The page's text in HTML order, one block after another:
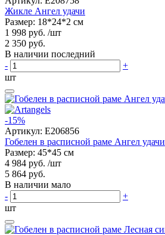
Жикле Ангел удачи
Размер: 18*24*2 см
1 998 руб. /шт
2 350 руб.
В наличии последний
-
+
шт
-15%
Артикул: E206856
Гобелен в расписной раме Ангел удачи
Размер: 45*45 см
4 984 руб. /шт
5 864 руб.
В наличии мало
-
+
шт